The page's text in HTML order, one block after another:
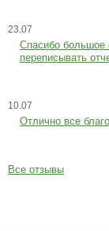
23.07
Cпасибо большое
переписывать
10.07
Отлично все
Все отзывы